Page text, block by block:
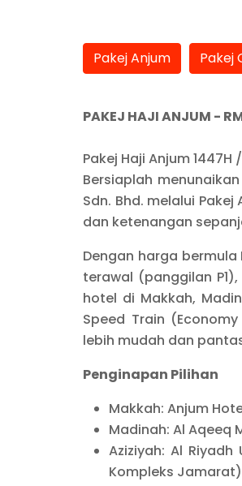
Pakej Anjum Pakej
PAKEJ HAJI ANJUM -
Pakej Haji Anjum
Bersiaplah
Sdn. Bhd. melalui
dan ketenangan
Dengan harga
terawal (panggilan
hotel di Makkah,
Speed Train
lebih mudah dan
Penginapan Pilihan
Makkah: Anjum
Madinah: Al Aqeeq
Aziziyah: Al Riyadh
Kompleks Jamarat)